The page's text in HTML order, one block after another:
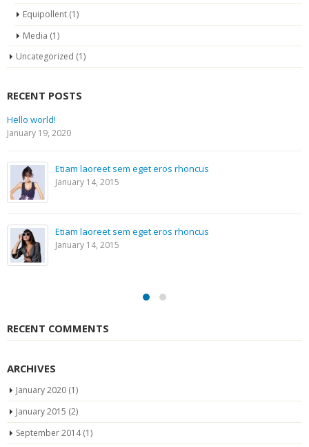
Equipollent (1)
Media (1)
Uncategorized (1)
RECENT POSTS
rhoncus
rhoncus
RECENT COMMENTS
ARCHIVES
January 2020 (1)
January 2015 (2)
September 2014(1)